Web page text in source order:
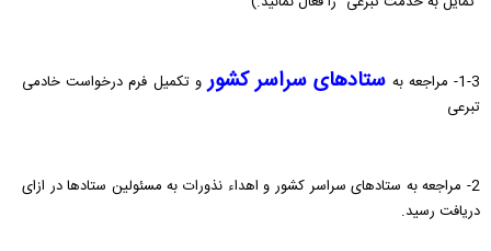
1-3- مراجعه به ستادهای سراسر کشور و تکمیل فرم درخواست خادمی
تبرعی
2- مراجعه به ستادهای سراسر کشور و اهداء نذورات به مسئولین ستادها در ازای
دریافت رسید.